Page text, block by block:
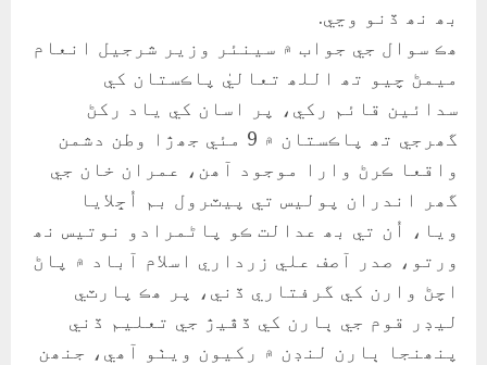
بھ نھ ڏنو وڃي.
ھڪ سوال جي جواب ۾ سينئر وزير شرجيل انعام
ميمڻ چيو تھ اللھ تعاليٰ پاڪستان کي
سدائين قائم رکي، پر اسان کي ياد رکڻ
گھرجي تھ پاڪستان ۾ 9 مئي جھڙا وطن دشمن
واقعا ڪرڻ وارا موجود آھن، عمران خان جي
گھر اندران پوليس تي پيٽرول بم اُڇلايا
ويا، اُن تي بھ عدالت ڪو پاڻمرادو نوتيس نھ
ورتو، صدر آصف علي زرداري اسلام آباد ۾ پاڻ
اچڻ وارن کي گرفتاري ڏني، پر ھڪ پارٽي
ليڊر قوم جي ٻارن کي ڏڦيڙ جي تعليم ڏني
پنھنجا ٻارن لنڊن ۾ رکيون ويٺو آھي، جنھن